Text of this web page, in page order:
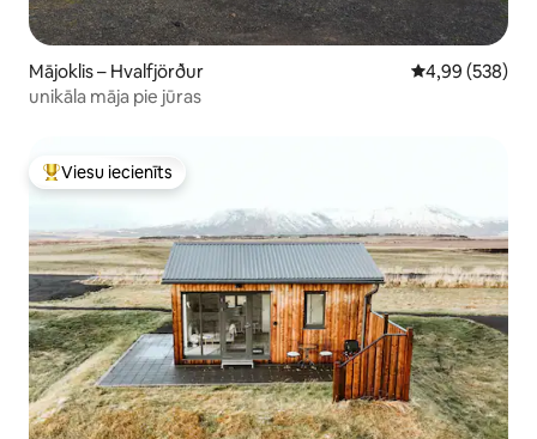
Mājoklis – Hvalfjörður Vidējais
4,99 (538)
unikāla māja pie jūras
Populārs viesu iecienīts mājoklis
Viesu iecienīts